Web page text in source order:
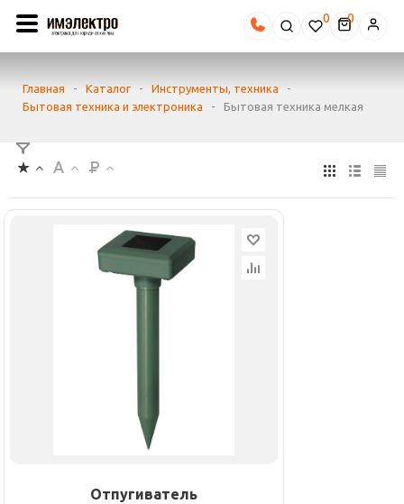
0
Главная - Каталог - Инструменты, техника
-
Бытовая техника и электроника
- Бытовая техника мелкая
Отпугиватель